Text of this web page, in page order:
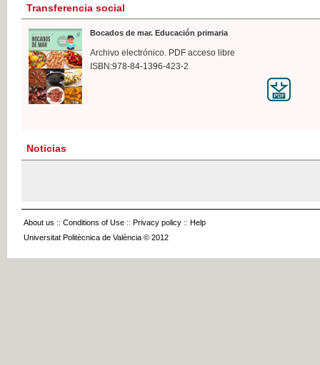
Transferencia social
Bocados de mar. Educación primaria
Archivo electrónico. PDF acceso libre
ISBN:978-84-1396-423-2
Noticias
About us :: Conditions of Use :: Privacy policy :: Help
Universitat Politècnica de València © 2012